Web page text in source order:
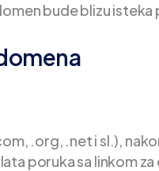
bude blizu
.org, .net i sl.),
poruka sa linkom